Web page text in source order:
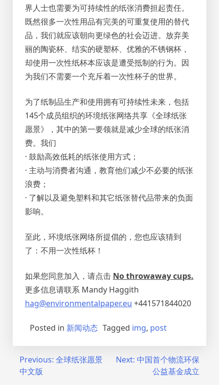
界人士也需要为可持续性的纸张消费担起责任。
既然很多一次性用品有完美的可重复使用的替代
品，我们就应该朝向更绿色的社会迈进。放弃美
丽的陶瓷杯、结实的硬塑杯、优雅的不锈钢杯，
却使用一次性纸杯本应该是遭受抵制的行为。因
为我们不需要一个充斥着一次性杯子的世界。
为了纸制品生产和使用拥有可持续性未来，包括
145个成员组织的环境纸张网络共享《全球纸张
愿景》，其中的第一要领就是减少全球的纸张消
费。我们
· 鼓励高效低耗的纸张使用方式；
· 主动与消费者沟通，教育他们减少不必要的纸张
浪费；
· 了解以及避免塑料和其它纸张替代品带来的负面
影响。
至此，环境纸张网络所提倡的，您也应该猜到
了：不用一次性纸杯！
如果您同意加入，请点击 No throwaway cups.
更多信息请联系 Mandy Haggith
hag@environmentalpaper.eu +441571844020
Posted in 新闻动态 Tagged img, post
Post
navigation
Previous: 全球纸张愿景
中文版
Next: 中国首个物流环保
公益基金成立